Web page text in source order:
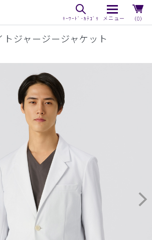
（0）
トジャージージャケット